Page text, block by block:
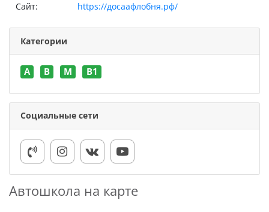
Сайт: https://досаафлобня.рф/
Категории
A B M В1
Социальные сети
Автошкола на карте